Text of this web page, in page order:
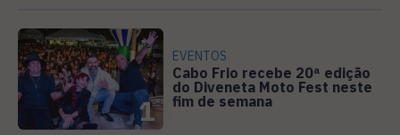
1
EVENTOS
Cabo Frio recebe 20ª edição
do Diveneta Moto Fest neste
fim de semana